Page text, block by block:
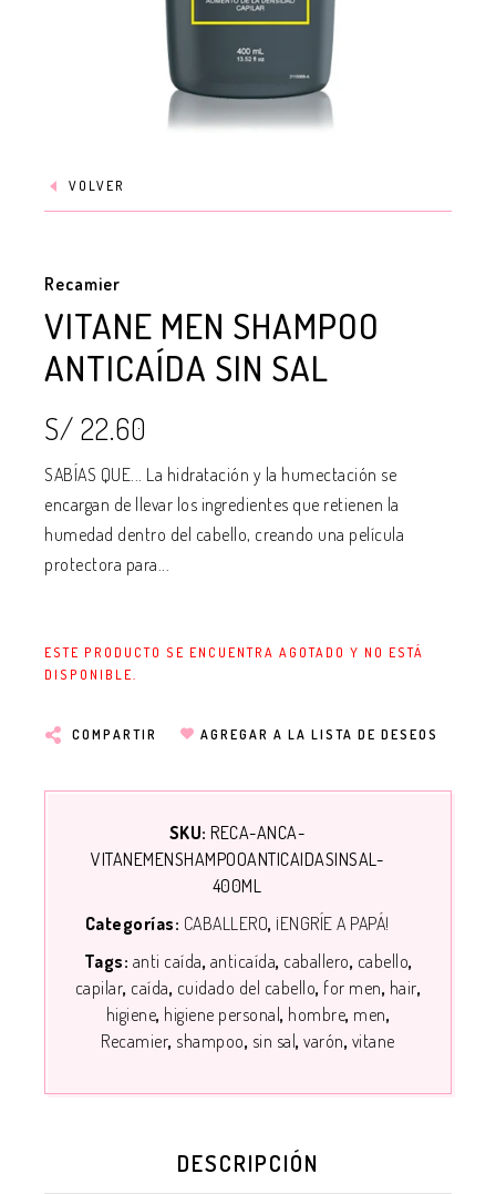
VOLVER
Recamier
VITANE MEN SHAMPOO
ANTICAÍDA SIN SAL
S/ 22.60
SABÍAS QUE... La hidratación y la humectación se
encargan de llevar los ingredientes que retienen la
humedad dentro del cabello, creando una película
protectora para...
ESTE PRODUCTO SE ENCUENTRA AGOTADO Y NO ESTÁ
DISPONIBLE.
COMPARTIR AGREGAR A LA LISTA DE DESEOS
SKU:RECA-ANCA-
VITANEMENSHAMPOOANTICAIDASINSAL-
400ML
Categorías: CABALLERO ¡ENGRÍE A PAPÁ!
Tags: anti caída anticaída caballero cabello
capilar caída cuidado del cabello for men hair
higiene higiene personal hombre men
Recamier shampoo sin sal varón vitane
DESCRIPCIÓN